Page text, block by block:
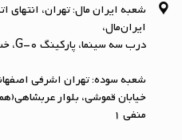
شعبه ایران مال: تهران، انتهای
ایران‌مال،
درب سه سینما، پارکینگ G-0، خشکشویی دیجی‌واش
شعبه سوده: تهران اشرفی
منفی ۱